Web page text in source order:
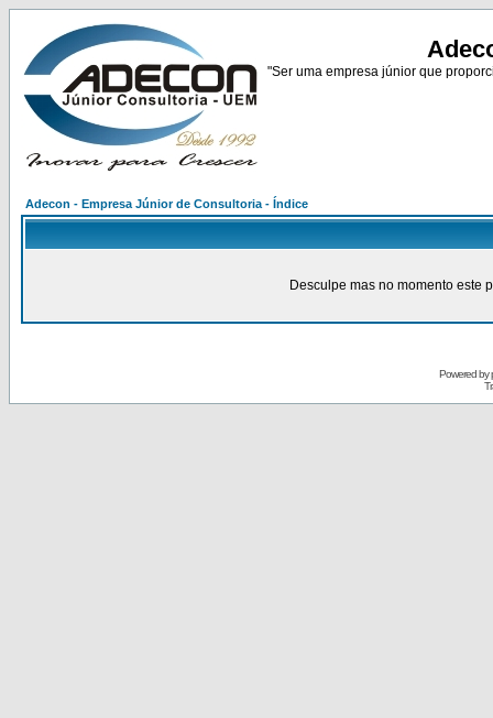
"Ser uma empresa júnior que
Adecon - Empresa Júnior de Consultoria - Índice
Desculpe mas no momento este
Powered by